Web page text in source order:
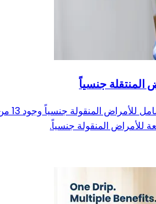
جنسياً
يكتشف هذا الاختبار الشامل
للأمراض المنقولة جنسياً.